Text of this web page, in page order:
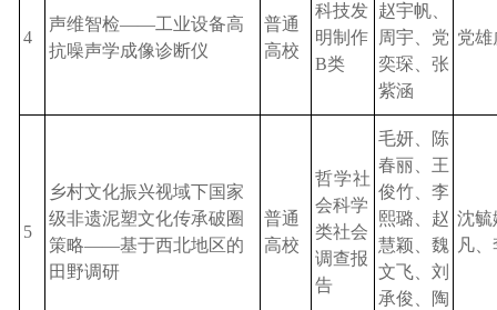
4
声维智检——工业设备高
抗噪声学成像诊断仪
普通
高校
科技发
明制作
B类
赵宇帆、
周宇、党
奕琛、张
紫涵
党雄
5
乡村文化振兴视域下国家
级非遗泥塑文化传承破圈
策略——基于西北地区的
田野调研
普通
高校
哲学社
会科学
类社会
调查报
告
毛妍、陈
春丽、王
俊竹、李
熙璐、赵
慧颖、魏
文飞、刘
承俊、陶
沈毓
凡